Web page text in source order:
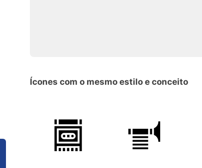
Ícones com o mesmo estilo e conceito